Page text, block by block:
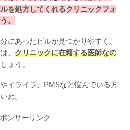
を処方してくれるクリニックフォ
。
にあったピルが見つかりやすく、
、 クリニックに在籍する医師なの
ょう。
イライラ、PMSなど悩んでいる方
ね。
ンサーリンク